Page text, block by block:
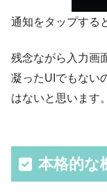
通知をタップする
残念ながら入力画
凝ったUIでもない
はないと思います。
本格的な